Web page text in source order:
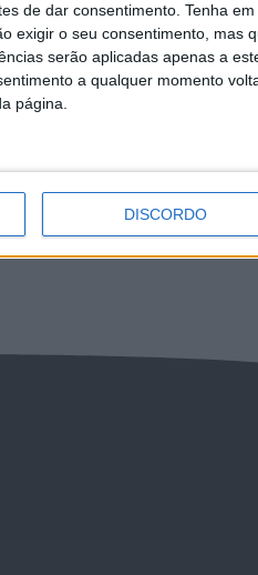
de dar consentimento. Tenha
exigir o seu consentimento, mas
serão aplicadas apenas a
a qualquer momento
página.
DISCORDO
envolvimento das
Jovens